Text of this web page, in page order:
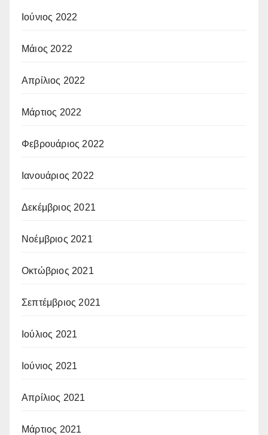
Ιούνιος 2022
Μάιος 2022
Απρίλιος 2022
Μάρτιος 2022
Φεβρουάριος 2022
Ιανουάριος 2022
Δεκέμβριος 2021
Νοέμβριος 2021
Οκτώβριος 2021
Σεπτέμβριος 2021
Ιούλιος 2021
Ιούνιος 2021
Απρίλιος 2021
Μάρτιος 2021